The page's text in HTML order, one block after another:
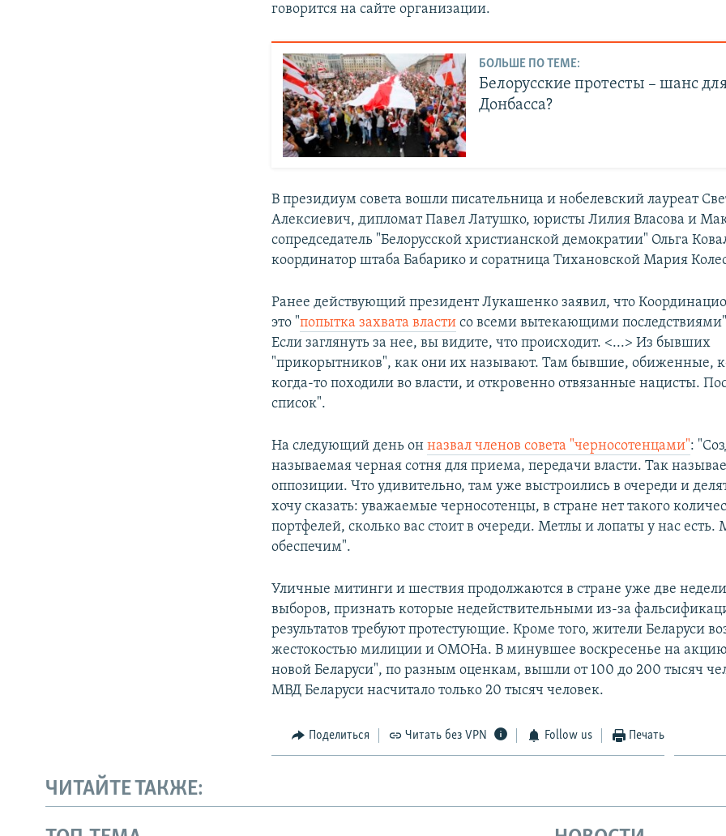
говорится на сайте организации.
БОЛЬШЕ ПО ТЕМЕ:
Белорусские протесты – шанс
Донбасса?
В президиум совета вошли писательница и нобелевский лауреат
Алексиевич, дипломат Павел Латушко, юристы Лилия Власова и
сопредседатель "Белорусской христианской демократии" Ольга
координатор штаба Бабарико и соратница Тихановской Мария
Ранее действующий президент Лукашенко заявил, что
это "попытка захвата власти со всеми вытекающими
Если заглянуть за нее, вы видите, что происходит. <...> Из бывших
"прикорытников", как они их называют. Там бывшие, обиженные,
когда-то походили во власти, и откровенно отвязанные нацисты.
список".
На следующий день онназвал членов совета "черносотенцами":
называемая черная сотня для приема, передачи власти. Так
оппозиции. Что удивительно, там уже выстроились в очереди и
хочу сказать: уважаемые черносотенцы, в стране нет такого
портфелей, сколько вас стоит в очереди. Метлы и лопаты у нас есть.
обеспечим".
Уличные митинги и шествия продолжаются в стране уже две недели
выборов, признать которые недействительными из-за
результатов требуют протестующие. Кроме того, жители Беларуси
жестокостью милиции и ОМОНа. В минувшее воскресенье на
новой Беларуси", по разным оценкам, вышли от 100 до 200 тысяч
МВД Беларуси насчитало только 20 тысяч человек.
Поделиться Читать без VPN Follow us Печать
ЧИТАЙТЕ ТАКЖЕ: